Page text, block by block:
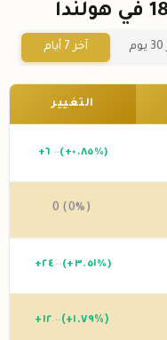
آخر 7 أيام
التغيير
+٦ .٠٠ (+٠.٨٥%)
0 (0%)
+٢٤ .٠٠ (+٣.٥١%)
+ ١٢ .٠٠ (+١.٧٩%)